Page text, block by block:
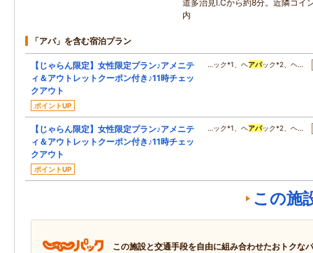
道多治見I.Cから約8分。近隣コイ
内
「アパ」を含む宿泊プラン
【じゃらん限定】女性限定プラン♪アメニテ
ィ＆アウトレットクーポン付き♪11時チェッ
クアウト
ポイントUP
…ック*1、ヘアパック*2、ヘ…
【じゃらん限定】女性限定プラン♪アメニテ
ィ＆アウトレットクーポン付き♪11時チェッ
クアウト
ポイントUP
…ック*1、ヘアパック*2、ヘ…
この施
この施設と交通手段を自由に組み合わせたおトクな